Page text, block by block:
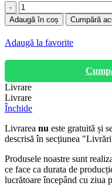
Cantitate
COLTAR
STEJAR
Adaugă în coș Cumpără
Adaugă la favorite
Livrare
Livrare
Închide
Livrarea nu este gratuită și
descrisă în secțiunea
Produsele noastre sunt
ce face ca durata de
lucrătoare începând cu ziua